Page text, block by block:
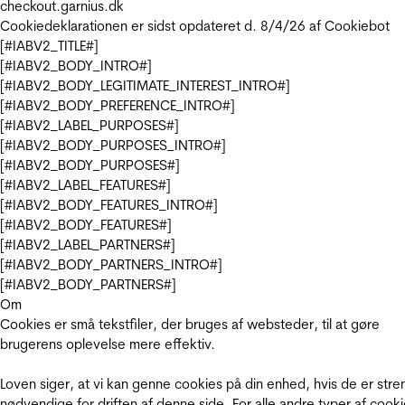
checkout.garnius.dk
Cookiedeklarationen er sidst opdateret d. 8/4/26 af Cookiebot
[#IABV2_TITLE#]
[#IABV2_BODY_INTRO#]
[#IABV2_BODY_LEGITIMATE_INTEREST_INTRO#]
[#IABV2_BODY_PREFERENCE_INTRO#]
[#IABV2_LABEL_PURPOSES#]
[#IABV2_BODY_PURPOSES_INTRO#]
[#IABV2_BODY_PURPOSES#]
[#IABV2_LABEL_FEATURES#]
[#IABV2_BODY_FEATURES_INTRO#]
[#IABV2_BODY_FEATURES#]
[#IABV2_LABEL_PARTNERS#]
[#IABV2_BODY_PARTNERS_INTRO#]
[#IABV2_BODY_PARTNERS#]
Om
Cookies er små tekstfiler, der bruges af websteder, til at gøre
brugerens oplevelse mere effektiv.
Loven siger, at vi kan genne cookies på din enhed, hvis de er